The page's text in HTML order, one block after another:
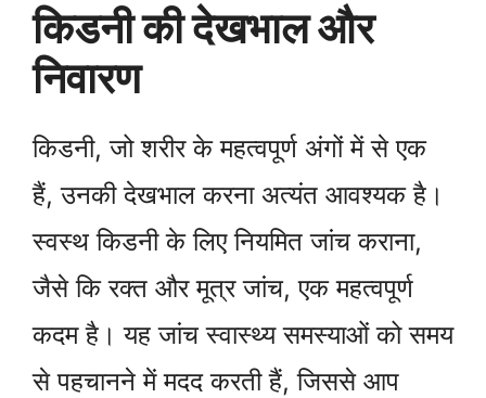
किडनी की देखभाल और
निवारण
किडनी, जो शरीर के महत्वपूर्ण अंगों में से एक
हैं, उनकी देखभाल करना अत्यंत आवश्यक है।
स्वस्थ किडनी के लिए नियमित जांच कराना,
जैसे कि रक्त और मूत्र जांच, एक महत्वपूर्ण
कदम है। यह जांच स्वास्थ्य समस्याओं को समय
से पहचानने में मदद करती हैं, जिससे आप